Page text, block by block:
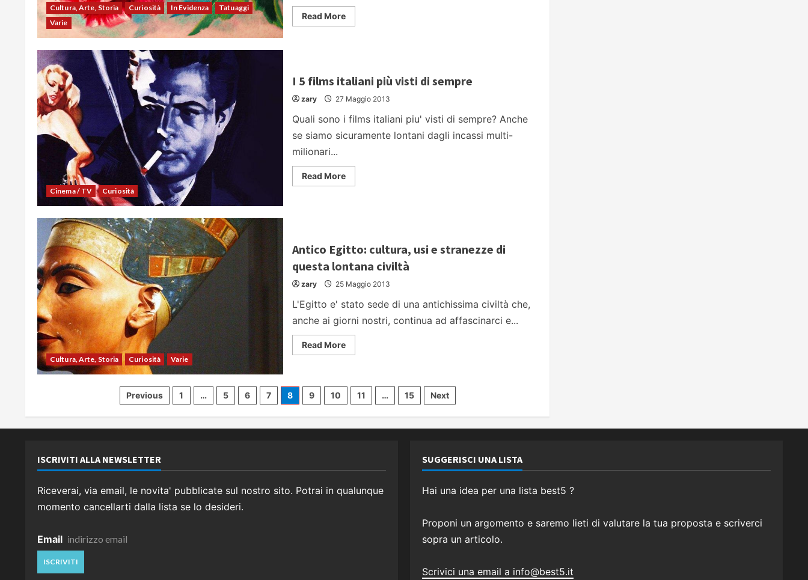
Cultura, Arte, Storia Curiosità In Evidenza
Tatuaggi
Varie
Read MoreRead
more
intramontabili
esempi
Cinema / TV Curiosità
I 5 films italiani più visti di sempre
zary 27 Maggio 2013
Quali sono i films italiani piu' visti di sempre? Anche
se siamo sicuramente lontani dagli incassi multi-
milionari...
Read MoreRead
more
di
Cultura, Arte, Storia Curiosità Varie
Antico Egitto: cultura, usi e stranezze di
questa lontana civiltà
zary 25 Maggio 2013
L'Egitto e' stato sede di una antichissima civiltà che,
anche ai giorni nostri, continua ad affascinarci e...
Read MoreRead
more
cultura,
usi
e
di
questa
Paginazione
degli
Previous 1 … 5 6 7 8 9 10 11 … 15 Next
ISCRIVITI ALLA NEWSLETTER
Riceverai, via email, le novita' pubblicate sul nostro sito. Potrai in qualunque
momento cancellarti dalla lista se lo desideri.
Email
SUGGERISCI UNA LISTA
Hai una idea per una lista best5 ?
Proponi un argomento e saremo lieti di valutare la tua proposta e scriverci
sopra un articolo.
Scrivici una email a info@best5.it